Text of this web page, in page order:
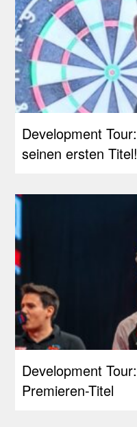
Development
seinen ersten Titel!
Development
Premieren-Titel